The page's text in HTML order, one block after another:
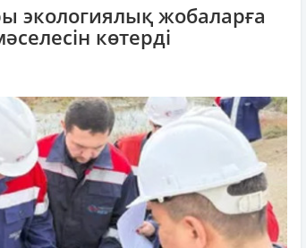
экологиялық жобаларға
көтерді